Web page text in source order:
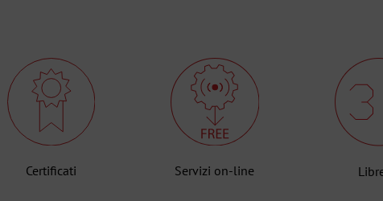
Certificati Servizi on-line